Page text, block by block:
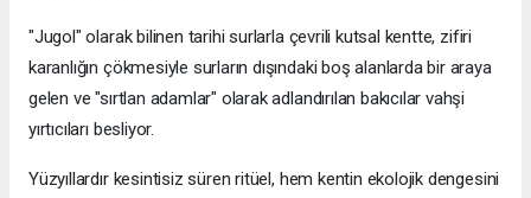
"Jugol" olarak bilinen tarihi surlarla çevrili kutsal kentte, zifiri
karanlığın çökmesiyle surların dışındaki boş alanlarda bir araya
gelen ve "sırtlan adamlar" olarak adlandırılan bakıcılar vahşi
yırtıcıları besliyor.
Yüzyıllardır kesintisiz süren ritüel, hem kentin ekolojik dengesini